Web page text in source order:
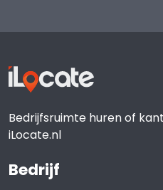
Bedrijfsruimte huren of
iLocate.nl
Bedrijf